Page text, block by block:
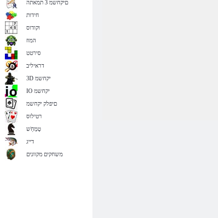
םיקחשמ 3 תמאתה
חידות
וקודוס
המוז
סירטט
דראיליב
3D יקחשמ
IO יקחשמ
םיפלק יקחשמ
רטילוס
טָמְחַׁש
דייג
משחקים מקוונים